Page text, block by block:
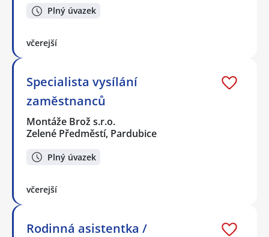
Plný úvazek
včerejší
Specialista vysílání
zaměstnanců
Montáže Brož s.r.o.
Zelené Předměstí, Pardubice
Plný úvazek
včerejší
Rodinná asistentka /